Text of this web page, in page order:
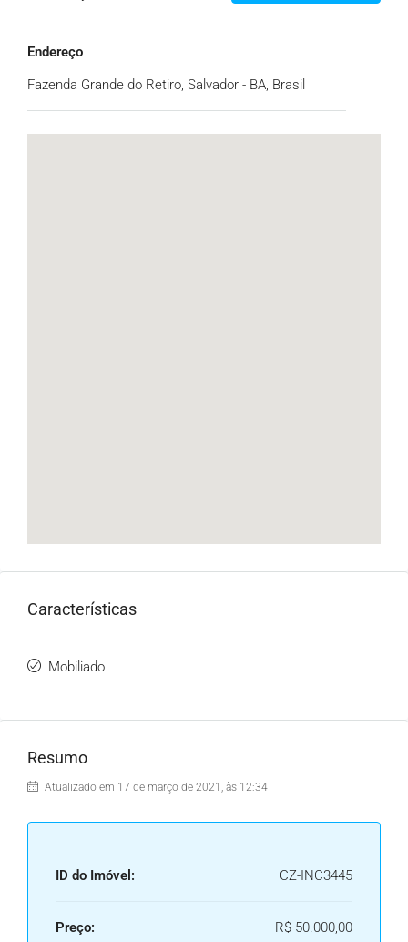
Endereço
Fazenda Grande do Retiro, Salvador - BA, Brasil
Características
Mobiliado
Resumo
Atualizado em 17 de março de 2021, às 12:34
ID do Imóvel: CZ-INC3445
Preço: R$ 50.000,00